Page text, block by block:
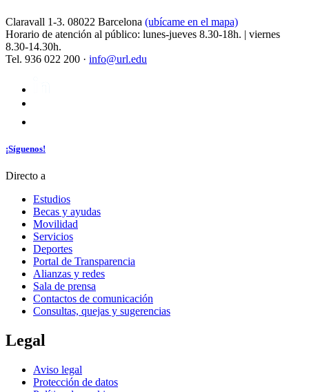
Claravall 1-3. 08022 Barcelona (ubícame en el mapa)
Horario de atención al público: lunes-jueves 8.30-18h. | viernes
8.30-14.30h.
Tel. 936 022 200 · info@url.edu
¡Síguenos!
Directo a
Estudios
Becas y ayudas
Movilidad
Servicios
Deportes
Portal de Transparencia
Alianzas y redes
Sala de prensa
Contactos de comunicación
Consultas, quejas y sugerencias
Legal
Aviso legal
Protección de datos